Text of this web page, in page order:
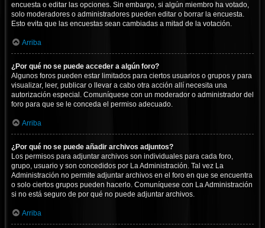
encuesta o editar las opciones. Sin embargo, si algún miembro ha votado,
solo moderadores o administradores pueden editar o borrar la encuesta.
Esto evita que las encuestas sean cambiadas a mitad de la votación.
Arriba
¿Por qué no se puede acceder a algún foro?
Algunos foros pueden estar limitados para ciertos usuarios o grupos y para
visualizar, leer, publicar o llevar a cabo otra acción allí necesita una
autorización especial. Comuníquese con un moderador o administrador del
foro para que se le conceda el permiso adecuado.
Arriba
¿Por qué no se puede añadir archivos adjuntos?
Los permisos para adjuntar archivos son individuales para cada foro,
grupo, usuario y son concedidos por La Administración. Tal vez La
Administración no permite adjuntar archivos en el foro en que se encuentra
o solo ciertos grupos pueden hacerlo. Comuníquese con La Administración
si no está seguro de por qué no puede adjuntar archivos.
Arriba